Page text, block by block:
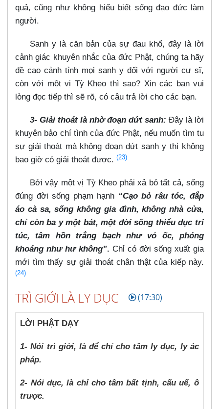
quả, cũng như không hiểu biết sống đạo đức làm
người.
Sanh y là căn bản của sự đau khổ, đây là lời
cảnh giác khuyên nhắc của đức Phật, chúng ta hãy
đề cao cảnh tỉnh mọi sanh y đối với người cư sĩ,
còn với một vị Tỳ Kheo thì sao? Xin các bạn vui
lòng đọc tiếp thì sẽ rõ, có câu trả lời cho các bạn.
3- Giải thoát là nhờ đoạn dứt sanh: Đây là lời
khuyên bảo chí tình của đức Phật, nếu muốn tìm tu
sự giải thoát mà không đoạn dứt sanh y thì không
bao giờ có giải thoát được. (23)
Bởi vậy một vị Tỳ Kheo phải xả bỏ tất cả, sống
đúng đời sống phạm hạnh “Cạo bỏ râu tóc, đắp
áo cà sa, sống không gia đình, không nhà cửa,
chỉ còn ba y một bát, một đời sống thiểu dục tri
túc, tâm hồn trắng bạch như vỏ ốc, phóng
khoáng như hư không”. Chỉ có đời sống xuất gia
mới tìm thấy sự giải thoát chân thật của kiếp này.
(24)
TRÌ GIỚI LÀ LY DỤC (17:30)
LỜI PHẬT DẠY
1- Nói trì giới, là để chỉ cho tâm ly dục, ly ác
pháp.
2- Nói dục, là chỉ cho tâm bất tịnh, cấu uế, ô
trược.